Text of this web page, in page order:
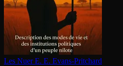
Les Nuer E. E. Evans-Pritchard